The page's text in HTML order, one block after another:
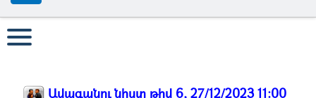
Ավագանու նիստ թիվ 6, 27/12/2023 11:00